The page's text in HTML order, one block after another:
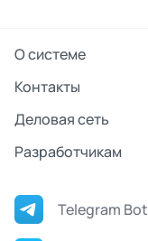
О системе
Контакты
Деловая сеть
Разработчикам
Telegram Bot